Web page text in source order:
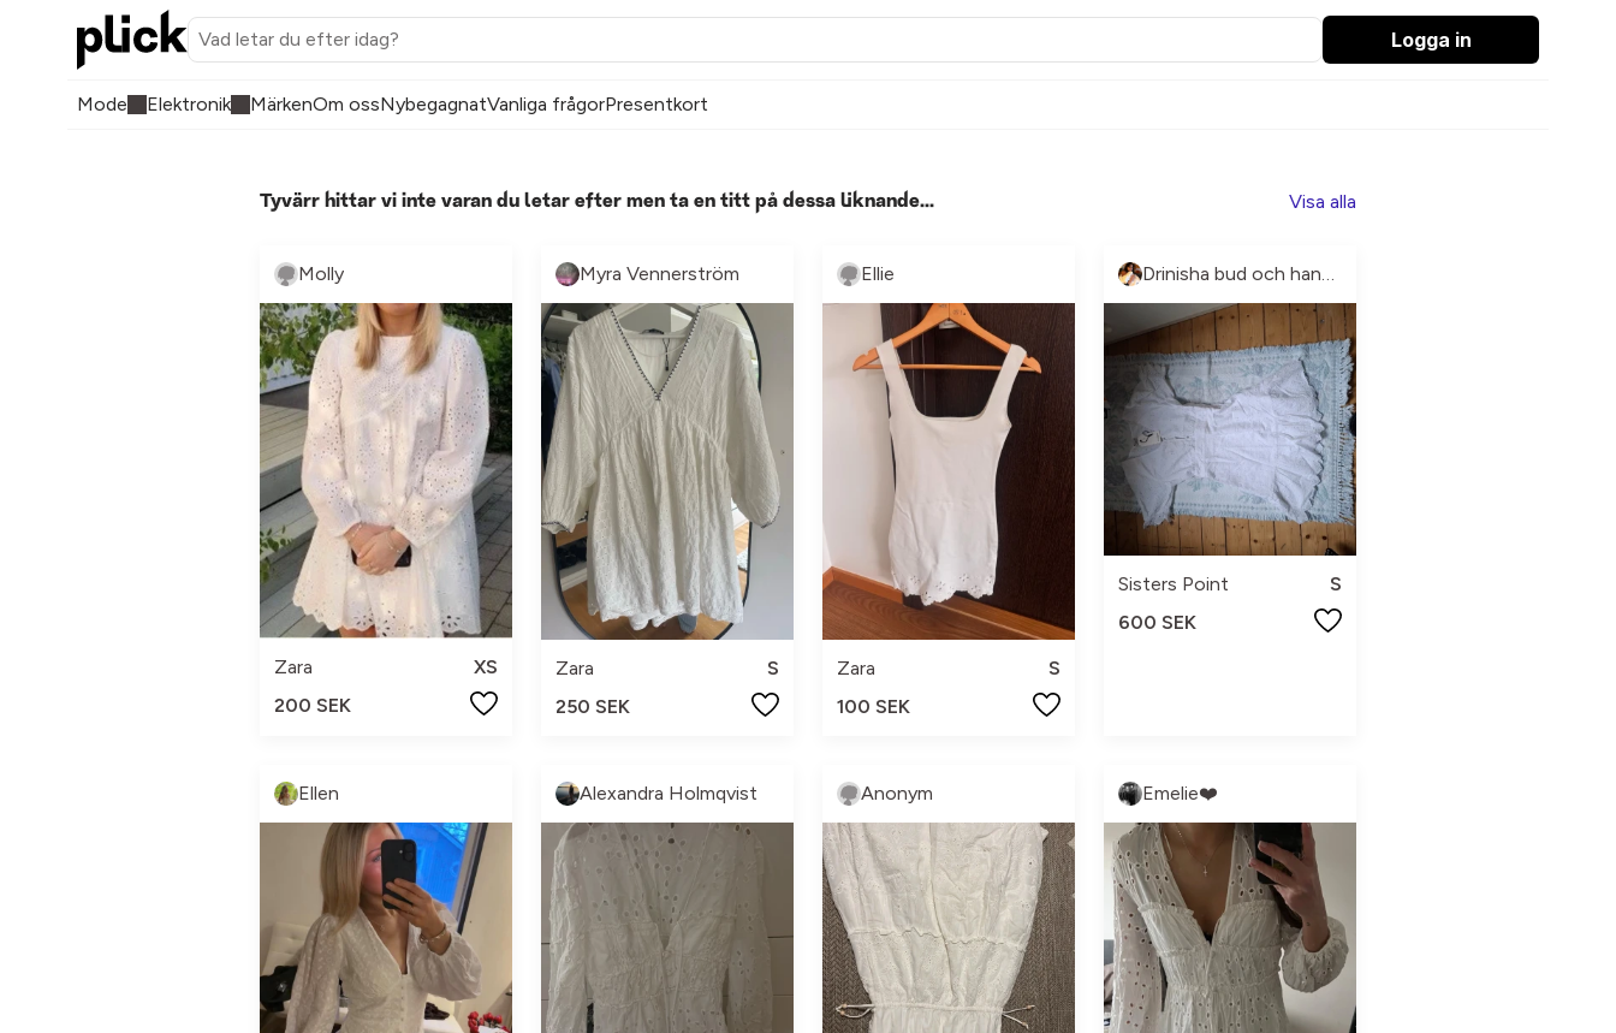
Logga in
Mode Elektronik MärkenOm ossNybegagnatVanliga frågorPresentkort
Tyvärr hittar vi inte varan du letar efter men ta en titt på dessa liknande... Visa alla
Molly
Zara
XS
200 SEK
Myra Vennerström
Zara
S
250 SEK
Ellie
Zara
S
100 SEK
Drinisha bud och handler vad du vill.
Sisters Point
S
600 SEK
Ellen Alexandra Holmqvist Anonym Emelie❤️